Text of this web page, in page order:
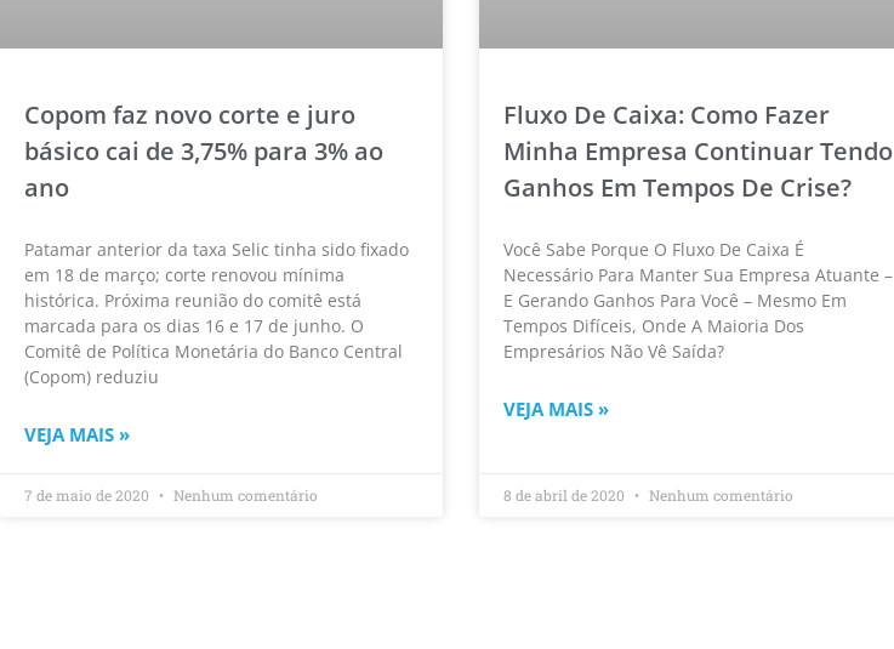
Copom faz novo corte e juro
básico cai de 3,75% para 3% ao
ano
Patamar anterior da taxa Selic tinha sido fixado
em 18 de março; corte renovou mínima
histórica. Próxima reunião do comitê está
marcada para os dias 16 e 17 de junho. O
Comitê de Política Monetária do Banco Central
(Copom) reduziu
VEJA MAIS »
7 de maio de 2020 Nenhum comentário
Fluxo De Caixa: Como Fazer
Minha Empresa Continuar Tendo
Ganhos Em Tempos De Crise?
Você Sabe Porque O Fluxo De Caixa É
Necessário Para Manter Sua Empresa Atuante –
E Gerando Ganhos Para Você – Mesmo Em
Tempos Difíceis, Onde A Maioria Dos
Empresários Não Vê Saída?
VEJA MAIS »
8 de abril de 2020 Nenhum comentário